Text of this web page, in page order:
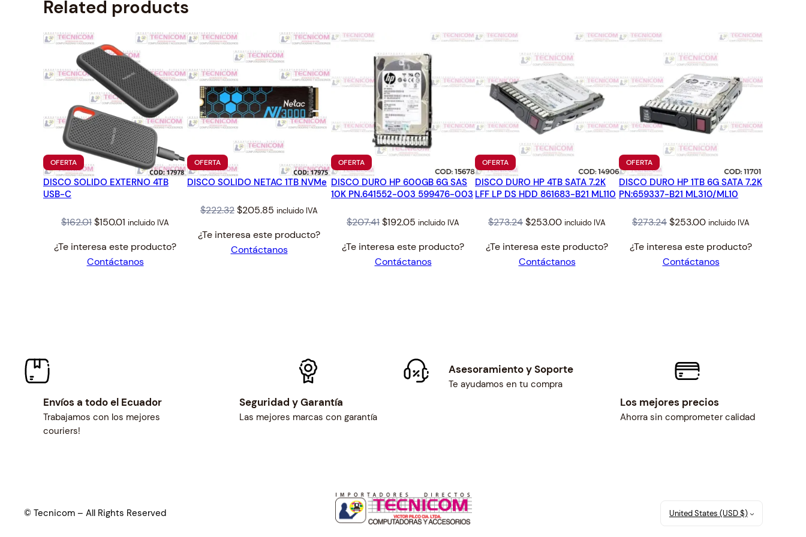
Related products
OFERTAPRODUCTO
EN
OFERTA
DISCO SOLIDO EXTERNO 4TB
USB-C
$162.01Original
was:
$162.01.
$150.01 Current
is:
$150.01.
incluido IVA
¿Te interesa este producto?
Contáctanos
OFERTAPRODUCTO
EN
OFERTA
DISCO SOLIDO NETAC 1TB NVMe
$222.32Original
was:
$222.32.
$205.85 Current
is:
$205.85.
incluido IVA
¿Te interesa este producto?
Contáctanos
OFERTAPRODUCTO
EN
OFERTA
DISCO DURO HP 600GB 6G SAS
10K PN.641552-003 599476-003
$207.41Original
was:
$207.41.
$192.05 Current
is:
$192.05.
incluido IVA
¿Te interesa este producto?
Contáctanos
OFERTAPRODUCTO
EN
OFERTA
DISCO DURO HP 4TB SATA 7.2K
LFF LP DS HDD 861683-B21 ML110
$273.24Original
was:
$273.24.
$253.00Current
is:
$253.00.
incluido IVA
¿Te interesa este producto?
Contáctanos
OFERTAPRODUCTO
EN
OFERTA
DISCO DURO HP 1TB 6G SATA 7.2K
PN:659337-B21 ML310/ML10
$273.24Original
was:
$273.24.
$253.00Current
is:
$253.00.
incluido IVA
¿Te interesa este producto?
Contáctanos
Envíos a todo el Ecuador
Trabajamos con los mejores
couriers!
Seguridad y Garantía
Las mejores marcas con garantía
Asesoramiento y Soporte
Te ayudamos en tu compra
Los mejores precios
Ahorra sin comprometer calidad
© Tecnicom – All Rights Reserved United States (USD $)